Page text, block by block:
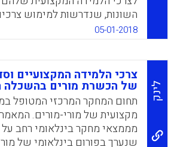
השונות, שנדרשות למימוש
מצטרף לכתיבה מועטה יחסית,
בהתפתחות מקצועית של מורי
המאפיינים המיוחדים של
קבוצה זו כפי שמתוארים
תהליכי הלמידה המקצועית
של אקדמיזציה, מדידה ודירוג
מוסדות אקדמיים וגם תוכניות
WhatsApp
Facebook
Email
X
05-01-2018
לינק
צרכי הלמידה המקצועיים
של הכשרת מורים בהשכלה
תחום המחקר המרכזי המטופל
מקצועית של מורי-מורים.
מממצאי מחקר בינלאומי רחב